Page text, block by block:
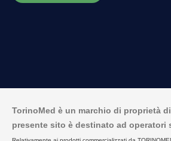
TorinoMed è un marchio di proprietà
presente sito è destinato ad operatori